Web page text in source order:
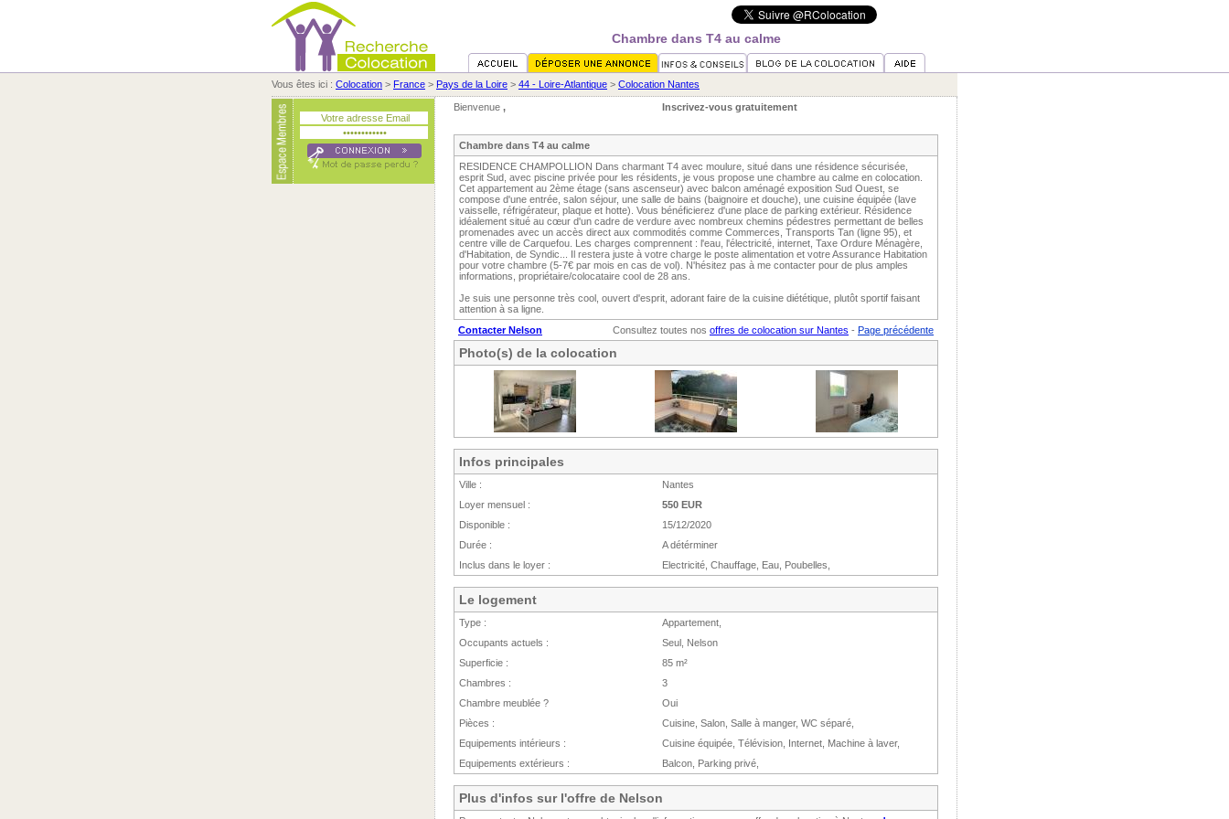
Chambre dans T4 au calme
Vous êtes ici : Colocation > France > Pays de la Loire > 44 - Loire-Atlantique > Colocation Nantes
Bienvenue , Inscrivez-vous gratuitement
Chambre dans T4 au calme
RESIDENCE CHAMPOLLION Dans charmant T4 avec moulure, situé dans une résidence sécurisée,
esprit Sud, avec piscine privée pour les résidents, je vous propose une chambre au calme en colocation.
Cet appartement au 2ème étage (sans ascenseur) avec balcon aménagé exposition Sud Ouest, se
compose d'une entrée, salon séjour, une salle de bains (baignoire et douche), une cuisine équipée (lave
vaisselle, réfrigérateur, plaque et hotte). Vous bénéficierez d'une place de parking extérieur. Résidence
idéalement situé au cœur d'un cadre de verdure avec nombreux chemins pédestres permettant de belles
promenades avec un accès direct aux commodités comme Commerces, Transports Tan (ligne 95), et
centre ville de Carquefou. Les charges comprennent : l'eau, l'électricité, internet, Taxe Ordure Ménagère,
d'Habitation, de Syndic... Il restera juste à votre charge le poste alimentation et votre Assurance Habitation
pour votre chambre (5-7€ par mois en cas de vol). N'hésitez pas à me contacter pour de plus amples
informations, propriétaire/colocataire cool de 28 ans.
Je suis une personne très cool, ouvert d'esprit, adorant faire de la cuisine diététique, plutôt sportif faisant
attention à sa ligne.
Contacter Nelson
Consultez toutes nos offres de colocation sur Nantes - Page précédente
Photo(s) de la colocation
Infos principales
Ville :
Nantes
Loyer mensuel :
550 EUR
Disponible :
15/12/2020
Durée :
A détérminer
Inclus dans le loyer :
Electricité, Chauffage, Eau, Poubelles,
Le logement
Type :
Appartement,
Occupants actuels :
Seul, Nelson
Superficie :
85 m²
Chambres :
3
Chambre meublée ?
Oui
Pièces :
Cuisine, Salon, Salle à manger, WC séparé,
Equipements intérieurs :
Cuisine équipée, Télévision, Internet, Machine à laver,
Equipements extérieurs :
Balcon, Parking privé,
Plus d'infos sur l'offre de Nelson